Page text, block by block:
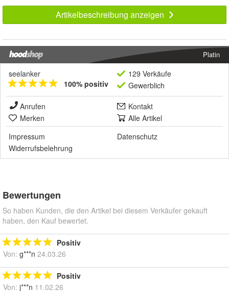
Artikelbeschreibung anzeigen
Platin
seelanker
100% positiv
129 Verkäufe
Gewerblich
Anrufen
Kontakt
Merken
Alle Artikel
Impressum
Datenschutz
Widerrufsbelehrung
Bewertungen
So haben Kunden, die den Artikel bei diesem Verkäufer gekauft
haben, den Kauf bewertet.
Positiv
Von: g***n 24.03.26
Positiv
Von: j***n 11.02.26